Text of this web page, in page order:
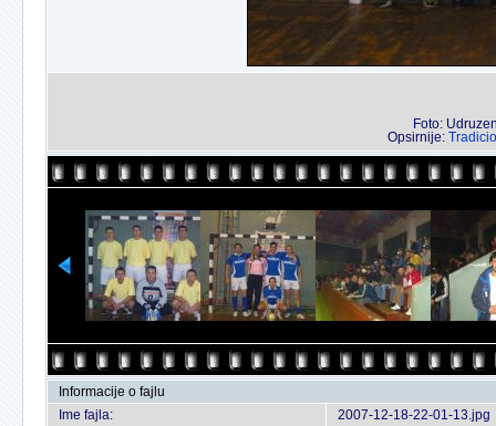
Foto:
Opsirnije:
Informacije o fajlu
Ime fajla:
2007-12-18-22-01-13.jpg